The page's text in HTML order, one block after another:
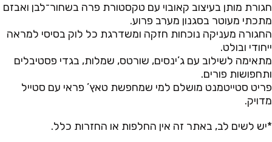
חגורת מותן בעיצוב קאובוי עם טקסטורת פרה בשחור־לבן ואבזם
מתכתי מעוטר בסגנון מערב פרוע.
החגורה מעניקה נוכחות חזקה ומשדרגת כל לוק בסיסי למראה
ייחודי ובולט.
מתאימה לשילוב עם ג’ינסים, שורטס, שמלות, בגדי פסטיבלים
ותחפושות פורים.
פריט סטייטמנט מושלם למי שמחפשת טאץ’ פראי עם סטייל
מדויק.
*יש לשים לב, באתר זה אין החלפות או החזרות כלל.